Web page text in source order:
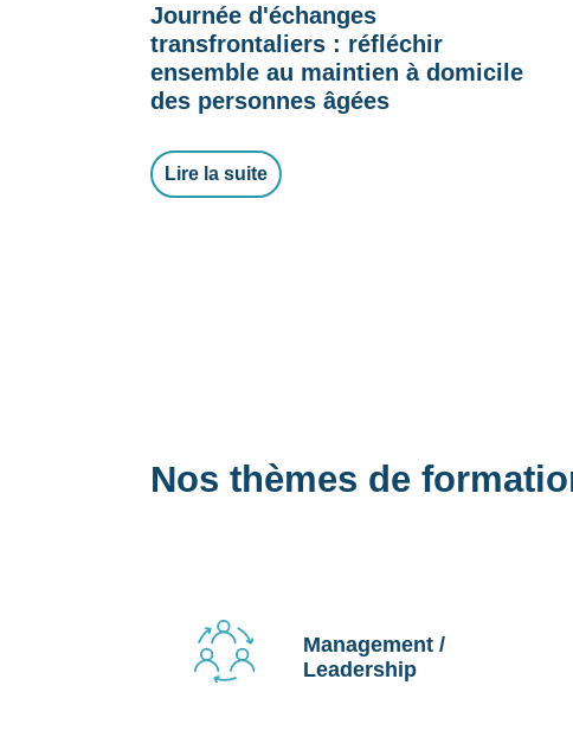
Journée d'échanges
transfrontaliers : réfléchir
ensemble au maintien à domicile
des personnes âgées
Lire la suite
Nos thèmes de
Management /
Leadership